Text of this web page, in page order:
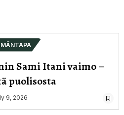
Sami Itani vaimo –
puolisosta
9, 2026